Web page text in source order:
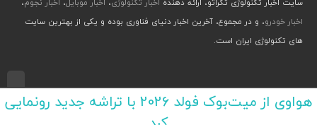
اخبار خودرو، و در مجموع، آخرین اخبار دنیای فناوری بوده و یکی از بهترین سایت
های تکنولوژی ایران است.
طراحی رابط کاربری و تجربی توسط جواد صابری، گروه افرو - اجرا با طراحی وب پارسا
هواوی از میت‌بوک فولد 2026 با تراشه جدید رونمایی